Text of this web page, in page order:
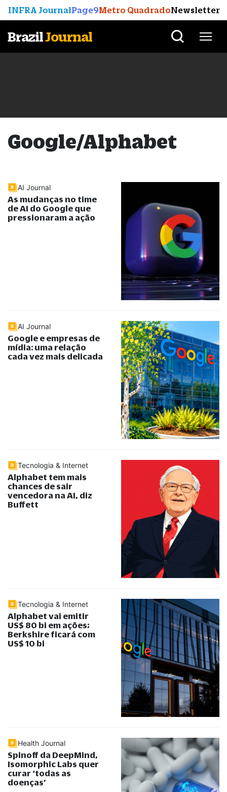
INFRA JournalPage9Metro QuadradoNewsletter
BrazilJournal
Google/Alphabet
AI Journal
As mudanças no time
de AI do Google que
pressionaram a ação
AI Journal
Google e empresas de
mídia: uma relação
cada vez mais delicada
Tecnologia & Internet
Alphabet tem mais
chances de sair
vencedora na AI, diz
Buffett
Tecnologia & Internet
Alphabet vai emitir
US$ 80 bi em ações;
Berkshire ficará com
US$ 10 bi
Health Journal
Spinoff da DeepMind,
Isomorphic Labs quer
curar ‘todas as
doenças’